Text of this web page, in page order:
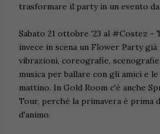
trasformare il party in un evento
Sabato 21 ottobre '23 al #Costez -
invece in scena un Flower Party
vibrazioni, coreografie,
musica per ballare con gli amici e
mattino. In Gold Room c'è anche
Tour, perché la primavera è prima
d'animo.